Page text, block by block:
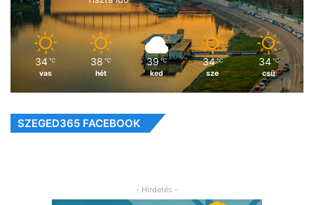
34 ℃
vas
38 ℃
hét
39 ℃
ked
34 ℃
sze
34 ℃
csü
SZEGED365 FACEBOOK
- Hirdetés -